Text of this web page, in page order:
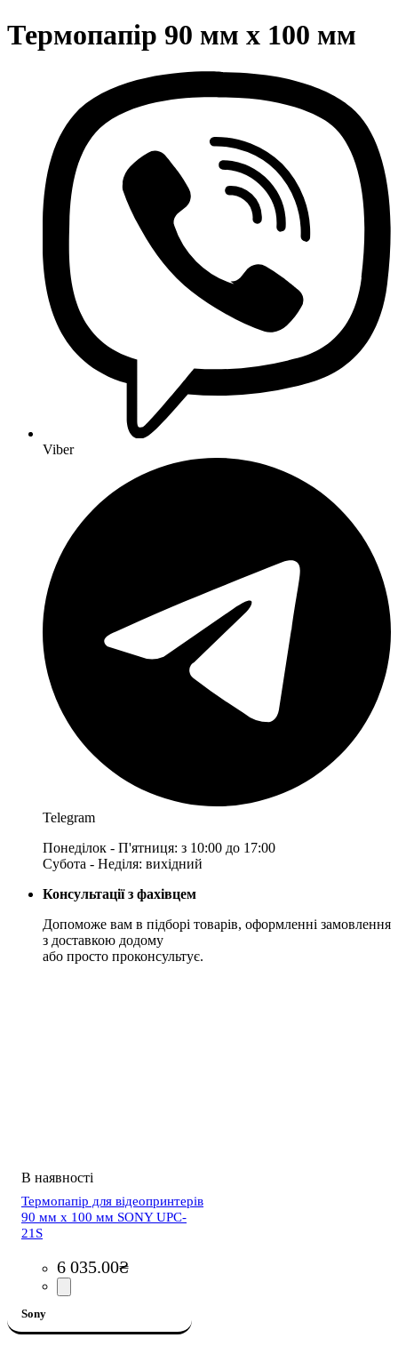
Термопапір 90 мм х 100 мм
Viber
Telegram
Понеділок - П'ятниця: з 10:00 до 17:00
Субота - Неділя: вихідний
Консультації з фахівцем
Допоможе вам в підборі товарів, оформленні замовлення
з доставкою додому
або просто проконсультує.
Термопапір для відеопринтерів
90 мм х 100 мм SONY UPC-
21S
6 035.00₴
Sony